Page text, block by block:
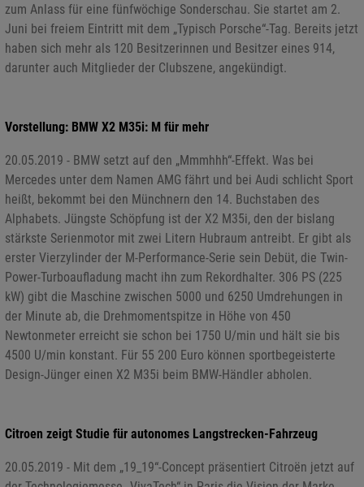
zum Anlass für eine fünfwöchige Sonderschau. Sie startet am 2.
Juni bei freiem Eintritt mit dem „Typisch Porsche“-Tag. Bereits jetzt
haben sich mehr als 120 Besitzerinnen und Besitzer eines 914,
darunter auch Mitglieder der Clubszene, angekündigt.
Vorstellung: BMW X2 M35i: M für mehr
20.05.2019 - BMW setzt auf den „Mmmhhh“-Effekt. Was bei
Mercedes unter dem Namen AMG fährt und bei Audi schlicht Sport
heißt, bekommt bei den Münchnern den 14. Buchstaben des
Alphabets. Jüngste Schöpfung ist der X2 M35i, den der bislang
stärkste Serienmotor mit zwei Litern Hubraum antreibt. Er gibt als
erster Vierzylinder der M-Performance-Serie sein Debüt, die Twin-
Power-Turboaufladung macht ihn zum Rekordhalter. 306 PS (225
kW) gibt die Maschine zwischen 5000 und 6250 Umdrehungen in
der Minute ab, die Drehmomentspitze in Höhe von 450
Newtonmeter erreicht sie schon bei 1750 U/min und hält sie bis
4500 U/min konstant. Für 55 200 Euro können sportbegeisterte
Design-Jünger einen X2 M35i beim BMW-Händler abholen.
Citroen zeigt Studie für autonomes Langstrecken-Fahrzeug
20.05.2019 - Mit dem „19_19“-Concept präsentiert Citroën jetzt auf